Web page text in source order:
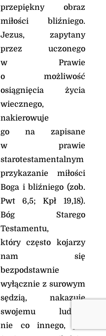
przepiękny obraz
miłości bliźniego.
Jezus, zapytany
przez uczonego
w Prawie
o możliwość
osiągnięcia życia
wiecznego,
nakierowuje
go na zapisane
w prawie
starotestamentalnym
przykazanie miłości
Boga i bliźniego (zob.
Pwt 6,5; Kpł 19,18).
Bóg Starego
Testamentu,
który często kojarzy
nam się
bezpodstawnie
wyłącznie z surowym
sędzią, nakazuje
swojemu ludowi
nie co innego, jak